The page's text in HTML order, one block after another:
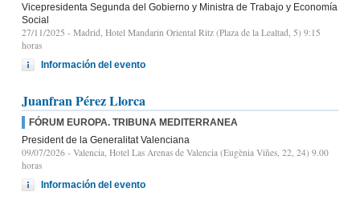
Vicepresidenta Segunda del Gobierno y Ministra de Trabajo y Economía
Social
27/11/2025 - Madrid, Hotel Mandarin Oriental Ritz (Plaza de la Lealtad, 5) 9:15
horas
Información del evento
Juanfran Pérez Llorca
FÓRUM EUROPA. TRIBUNA MEDITERRANEA
President de la Generalitat Valenciana
09/07/2026 - Valencia, Hotel Las Arenas de Valencia (Eugènia Viñes, 22, 24) 9.00
horas
Información del evento